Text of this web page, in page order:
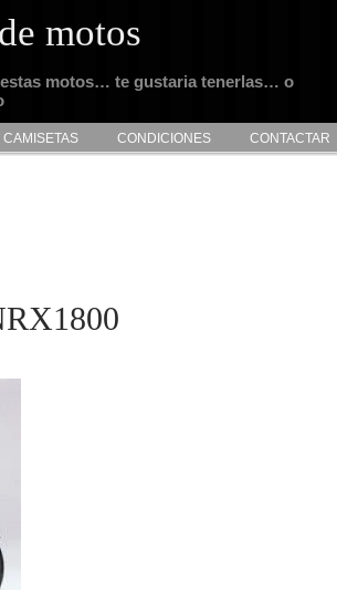
motos
motos… te gustaria tenerlas… o
CAMISETAS CONDICIONES CONTACTAR